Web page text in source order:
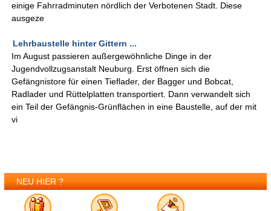
einige Fahrradminuten nördlich der Verbotenen Stadt. Diese
ausgeze
Lehrbaustelle hinter Gittern ...
Im August passieren außergewöhnliche Dinge in der
Jugendvollzugsanstalt Neuburg. Erst öffnen sich die
Gefängnistore für einen Tieflader, der Bagger und Bobcat,
Radlader und Rüttelplatten transportiert. Dann verwandelt sich
ein Teil der Gefängnis-Grünflächen in eine Baustelle, auf der mit
vi
NEU HIER ?